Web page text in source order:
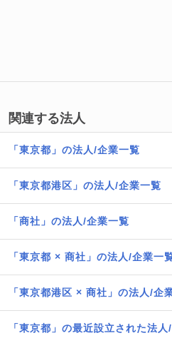
関連する法人
「東京都」の法人/企業一覧
「東京都港区」の法人/企業一覧
「商社」の法人/企業一覧
「東京都 × 商社」の法人/企業一
「東京都港区 × 商社」の法人/企
「東京都」の最近設立された法